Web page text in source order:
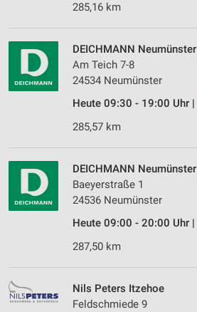
285,16 km
DEICHMANN Neumünster
Am Teich 7-8
24534 Neumünster
Heute 09:30 - 19:00 Uhr |
285,57 km
DEICHMANN Neumünster
Baeyerstraße 1
24536 Neumünster
Heute 09:00 - 20:00 Uhr |
287,50 km
Nils Peters Itzehoe
Feldschmiede 9